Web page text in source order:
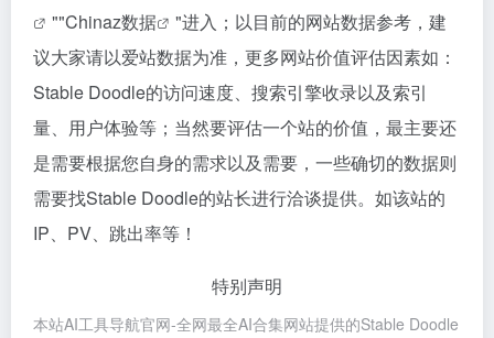
""Chinaz数据
"进入；以目前的网站数据参考，建
议大家请以爱站数据为准，更多网站价值评估因素如：
Stable Doodle的访问速度、搜索引擎收录以及索引
量、用户体验等；当然要评估一个站的价值，最主要还
是需要根据您自身的需求以及需要，一些确切的数据则
需要找Stable Doodle的站长进行洽谈提供。如该站的
IP、PV、跳出率等！
特别声明
本站AI工具导航官网-全网最全AI合集网站提供的Stable Doodle